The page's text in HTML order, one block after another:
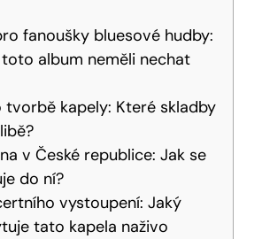
fanoušky bluesové hudby:
album neměli nechat
tvorbě kapely: Které skladby
v České republice: Jak se
do ní?
vystoupení: Jaký
tato kapela naživo